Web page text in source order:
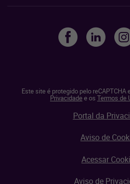
Este site é protegido pelo reCAPTCHA
Privacidadee os Termos de
Portal da
Aviso de
Acessar
Aviso de